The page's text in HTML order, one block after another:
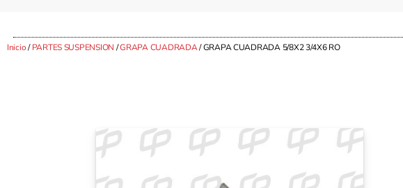
Inicio/PARTES SUSPENSION /GRAPA CUADRADA/ GRAPA CUADRADA 5/8X2 3/4X6 RO